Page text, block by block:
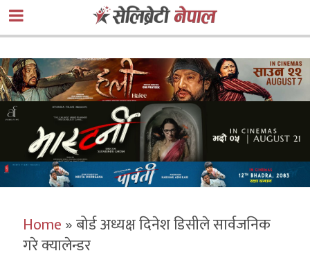
Home»बोर्ड अध्यक्ष दिनेश डिसीले सार्वजनिक
गरे क्यालेन्डर